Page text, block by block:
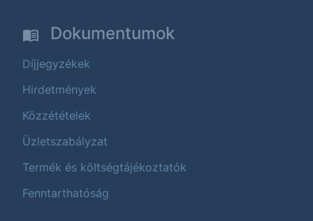
Dokumentumok
Díjjegyzékek
Hirdetmények
Közzétételek
Üzletszabályzat
Termék és költségtájékoztatók
Fenntarthatóság